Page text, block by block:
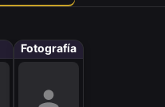
Fotografía